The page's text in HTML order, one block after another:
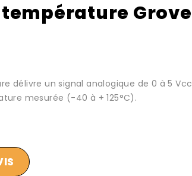
Grove
délivre un signal analogique de 0 à 5 Vcc
mesurée (-40 à + 125°C).